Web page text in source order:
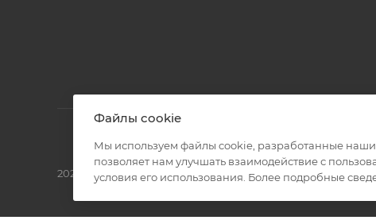
2026 © Полиграф кит - интернет-магазин
Файлы cookie
Мы используем файлы cookie, разработанные
позволяет нам улучшать взаимодействие с
условия его использования. Более подробные